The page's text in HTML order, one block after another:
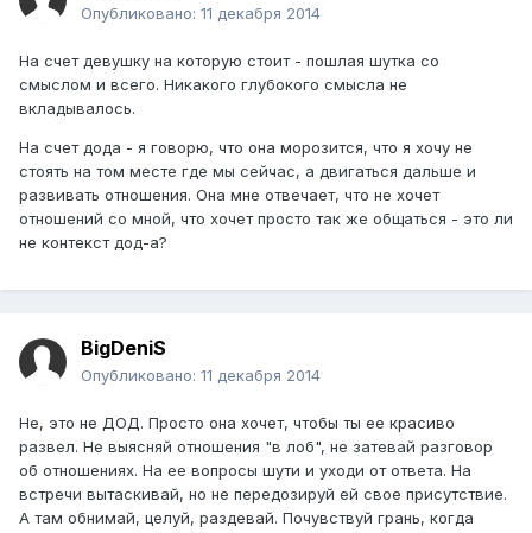
Опубликовано: 11 декабря 2014
На счет девушку на которую стоит - пошлая шутка со
смыслом и всего. Никакого глубокого смысла не
вкладывалось.
На счет дода - я говорю, что она морозится, что я хочу не
стоять на том месте где мы сейчас, а двигаться дальше и
развивать отношения. Она мне отвечает, что не хочет
отношений со мной, что хочет просто так же общаться - это ли
не контекст дод-а?
BigDeniS
Опубликовано: 11 декабря 2014
Не, это не ДОД. Просто она хочет, чтобы ты ее красиво
развел. Не выясняй отношения "в лоб", не затевай разговор
об отношениях. На ее вопросы шути и уходи от ответа. На
встречи вытаскивай, но не передозируй ей свое присутствие.
А там обнимай, целуй, раздевай. Почувствуй грань, когда